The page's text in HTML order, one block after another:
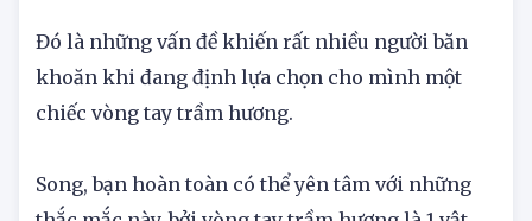
Đó là những vấn đề khiến rất nhiều người băn
khoăn khi đang định lựa chọn cho mình một